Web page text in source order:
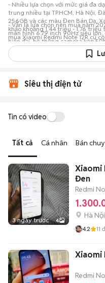
- Nhiều lựa chọn với mức giá đa
trung nhiều tại TP.HCM, Hà Nội,
256GB và các màu Đen Bán Dạ,
khảo khoảng 1,44 triệu - 1,76
mua Xiaomi Redmi Note 12R cũ
phù hợp ngân sách.
- Vẫn là lựa chọn nên mua năm
màn hình 6.79 inch 90Hz siêu
hiện đại, hệ thống camera kép
5000mAh, mang lại trải nghiệm
giá vô cùng hợp lý.
Siêu thị điện tử
Tin có video
Tất cả Cá nhân Bán
3 ngày trước 4
Xiaomi
Đen
Redmi
Hà Nội
4.2 11
Xiaomi
Redmi